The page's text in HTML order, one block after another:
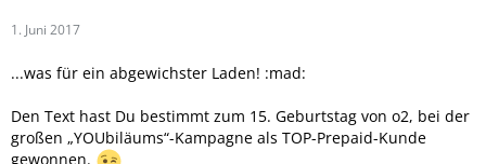
1. Juni 2017
...was für ein abgewichster Laden! :mad:
Den Text hast Du bestimmt zum 15. Geburtstag von o2, bei der
großen „YOUbiläums“-Kampagne als TOP-Prepaid-Kunde
gewonnen.